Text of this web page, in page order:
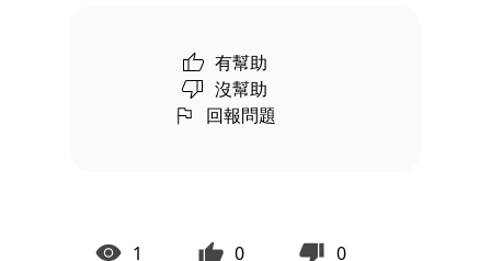
有幫助
沒幫助
回報問題
1 0 0